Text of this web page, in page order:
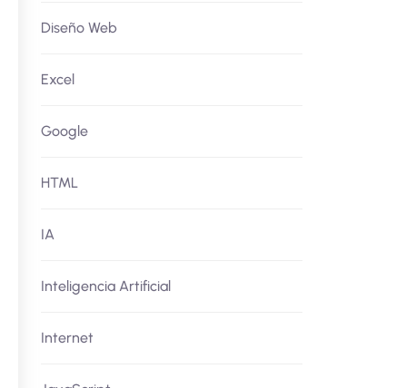
Diseño Web
Excel
Google
HTML
IA
Inteligencia Artificial
Internet